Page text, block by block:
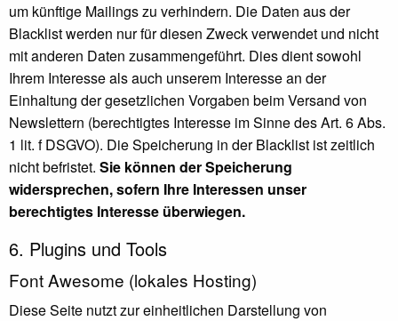
um künftige Mailings zu verhindern. Die Daten aus der
Blacklist werden nur für diesen Zweck verwendet und nicht
mit anderen Daten zusammengeführt. Dies dient sowohl
Ihrem Interesse als auch unserem Interesse an der
Einhaltung der gesetzlichen Vorgaben beim Versand von
Newslettern (berechtigtes Interesse im Sinne des Art. 6 Abs.
1 lit. f DSGVO). Die Speicherung in der Blacklist ist zeitlich
nicht befristet. Sie können der Speicherung
widersprechen, sofern Ihre Interessen unser
berechtigtes Interesse überwiegen.
6. Plugins und Tools
Font Awesome (lokales Hosting)
Diese Seite nutzt zur einheitlichen Darstellung von